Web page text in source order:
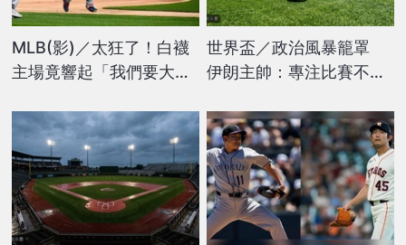
MLB(影)／太狂了！白襪
主場竟響起「我們要大
世界盃／政治風暴籠罩
伊朗主帥：專注比賽不理